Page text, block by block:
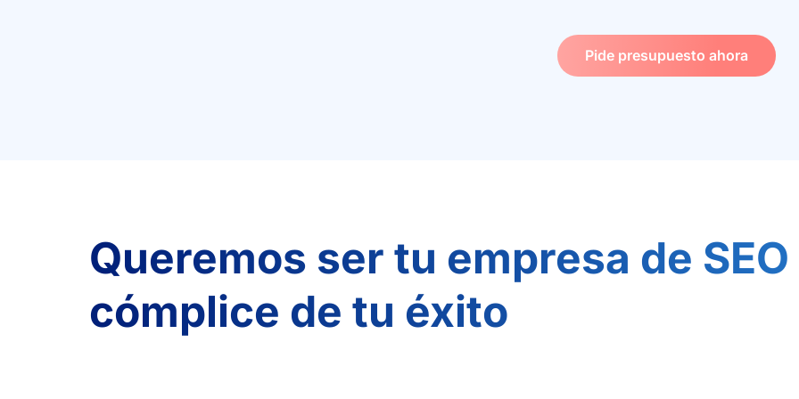
Pide presupuesto ahora
Queremos ser tu empresa de
cómplice de tu éxito